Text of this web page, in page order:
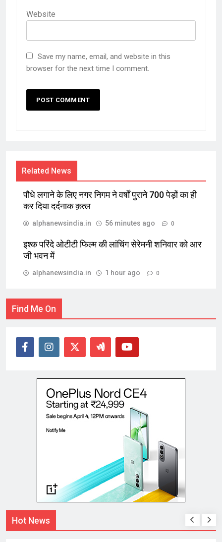
Website
Save my name, email, and website in this
browser for the next time I comment.
Related News
पौधे लगाने के लिए नगर निगम ने वर्षों पुराने 700 पेड़ों का ही
कर दिया दर्दनाक क़त्ल
alphanewsindia.in 56 minutes ago 0
इश्क परिंदे ओटीटी फिल्म की लांचिंग सेरेमनी शनिवार को आर
जी भवन में
alphanewsindia.in 1 hour ago 0
Find Me On
Hot News